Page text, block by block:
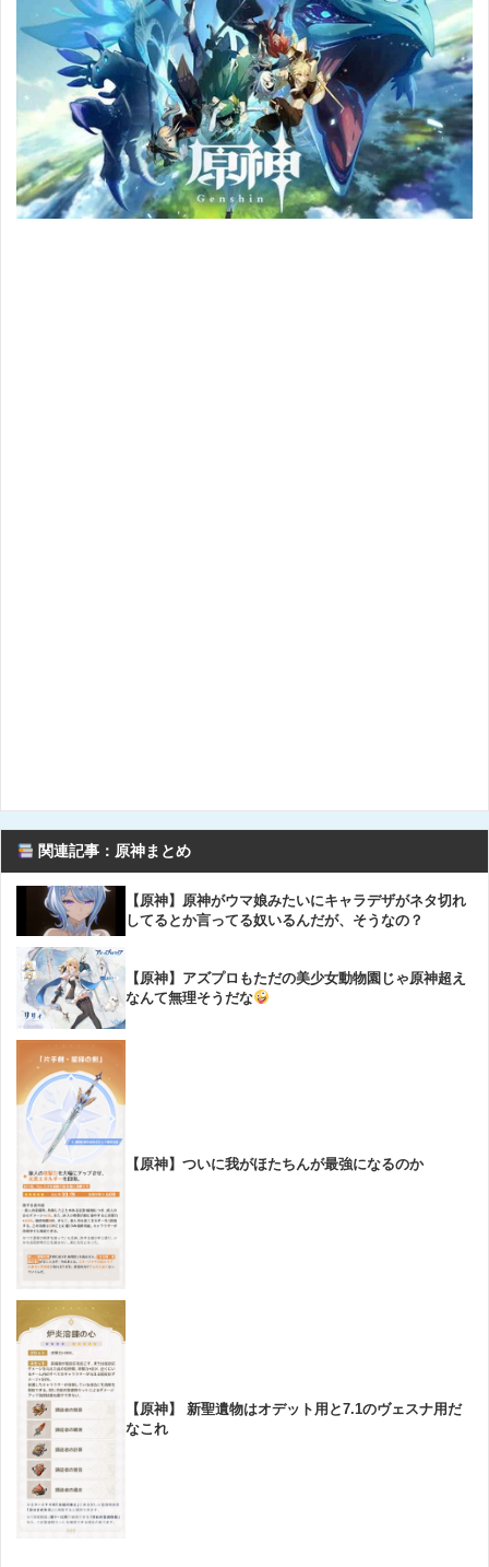
関連記事：原神まとめ
【原神】原神がウマ娘みたいにキャラデザがネタ切れ
してるとか言ってる奴いるんだが、そうなの？
【原神】アズプロもただの美少女動物園じゃ原神超え
なんて無理そうだな
【原神】ついに我がほたちんが最強になるのか
【原神】 新聖遺物はオデット用と7.1のヴェスナ用だ
なこれ